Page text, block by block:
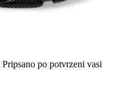
Pripsano po potvrzeni vasi